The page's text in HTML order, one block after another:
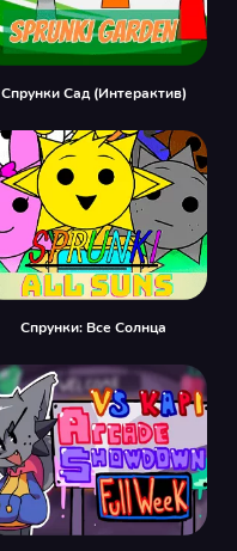
Спрунки Сад (Интерактив)
Спрунки: Все Солнца